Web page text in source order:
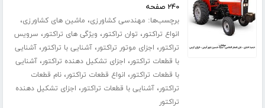
۲۴۰ صفحه
برچسب‌ها: مهندسی کشاورزی، ماشین های کشاورزی،
انواع تراکتور، توان تراکتور، ویژگی های تراکتور، سرویس
تراکتور، اجزای موتور تراکتور،آشنایی با تراکتور،آشنایی
با قطعات تراکتور، اجزای تشکیل دهنده تراکتور،آشنایی
با قطعات تراکتور، انواع قطعات تراکتور،نام قطعات
تراکتور،آشنایی با قطعات تراکتور، اجزای تشکیل دهنده
تراکتور